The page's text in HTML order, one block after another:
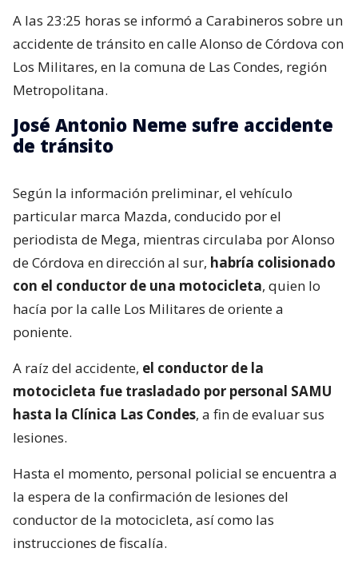
A las 23:25 horas se informó a Carabineros sobre un
accidente de tránsito en calle Alonso de Córdova con
Los Militares, en la comuna de Las Condes, región
Metropolitana.
José Antonio Neme sufre accidente
de tránsito
Según la información preliminar, el vehículo
particular marca Mazda, conducido por el
periodista de Mega, mientras circulaba por Alonso
de Córdova en dirección al sur, habría colisionado
con el conductor de una motocicleta, quien lo
hacía por la calle Los Militares de oriente a
poniente.
A raíz del accidente, el conductor de la
motocicleta fue trasladado por personal SAMU
hasta la Clínica Las Condes, a fin de evaluar sus
lesiones.
Hasta el momento, personal policial se encuentra a
la espera de la confirmación de lesiones del
conductor de la motocicleta, así como las
instrucciones de fiscalía.